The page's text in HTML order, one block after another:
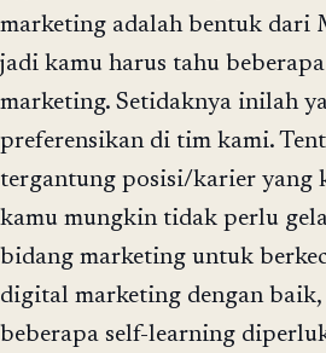
marketing adalah bentuk dari
jadi kamu harus tahu
marketing. Setidaknya inilah
preferensikan di tim kami.
tergantung posisi/karier yang
kamu mungkin tidak perlu
bidang marketing untuk
digital marketing dengan baik,
beberapa self-learning